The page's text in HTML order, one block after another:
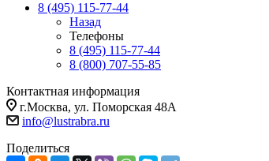
8 (495) 115-77-44
Назад
Телефоны
8 (495) 115-77-44
8 (800) 707-55-85
Контактная информация
г.Москва, ул. Поморская 48А
info@lustrabra.ru
Поделиться